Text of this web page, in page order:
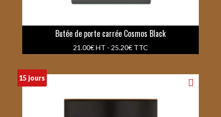
Butée de porte carrée Cosmos Black
21.00€HT - 25.20€TTC
15 jours